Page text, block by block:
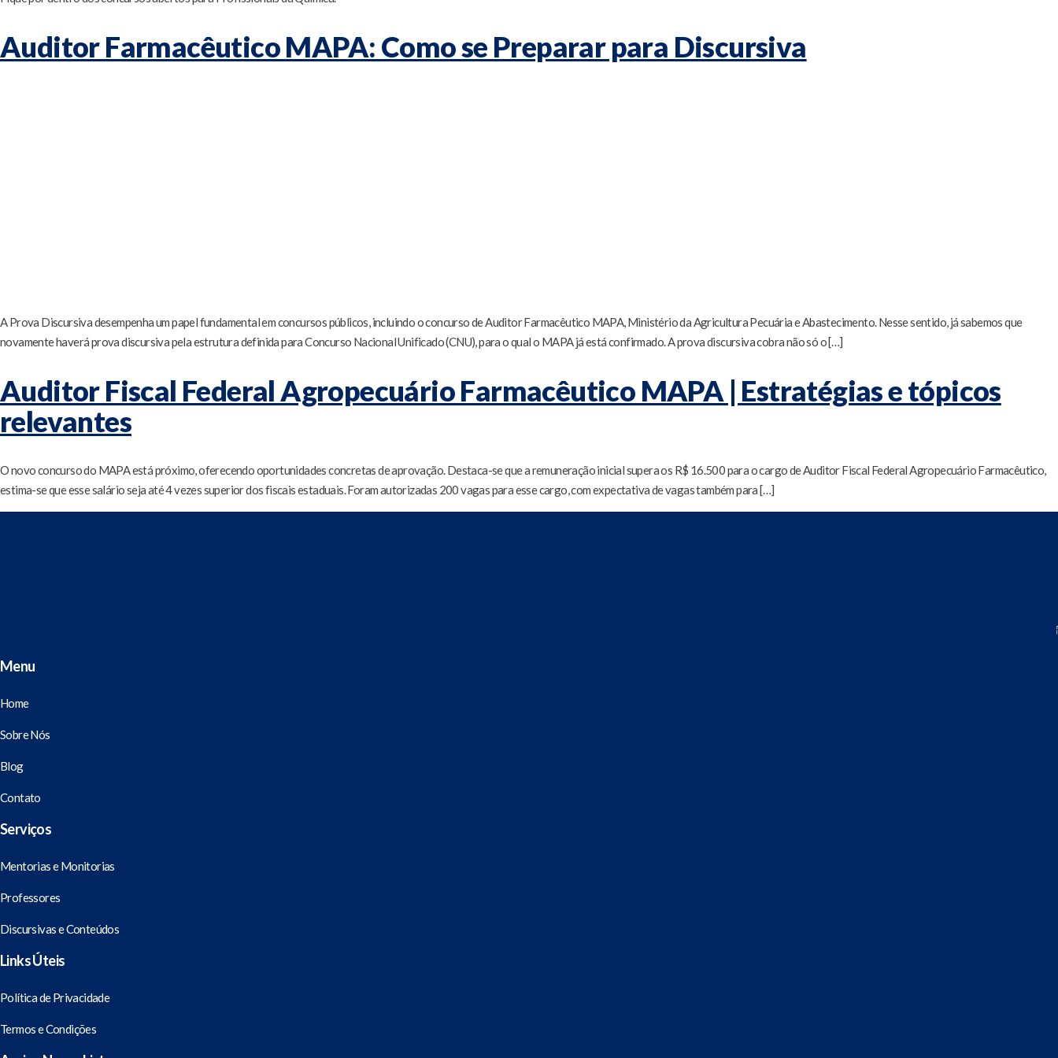
Auditor Farmacêutico MAPA: Como se Preparar para Discursiva
A Prova Discursiva desempenha um papel fundamental em concursos públicos, incluindo o concurso de Auditor Farmacêutico MAPA, Ministério da Agricultura Pecuária e Abastecimento. Nesse sentido, já sabemos que
novamente haverá prova discursiva pela estrutura definida para Concurso Nacional Unificado (CNU), para o qual o MAPA já está confirmado. A prova discursiva cobra não só o […]
Auditor Fiscal Federal Agropecuário Farmacêutico MAPA | Estratégias e tópicos
relevantes
O novo concurso do MAPA está próximo, oferecendo oportunidades concretas de aprovação. Destaca-se que a remuneração inicial supera os R$ 16.500 para o cargo de Auditor Fiscal Federal Agropecuário Farmacêutico,
estima-se que esse salário seja até 4 vezes superior dos fiscais estaduais. Foram autorizadas 200 vagas para esse cargo, com expectativa de vagas também para […]
Menu
Home
Sobre Nós
Blog
Contato
Serviços
Mentorias e Monitorias
Professores
Discursivas e Conteúdos
Links Úteis
Política de Privacidade
Termos e Condições